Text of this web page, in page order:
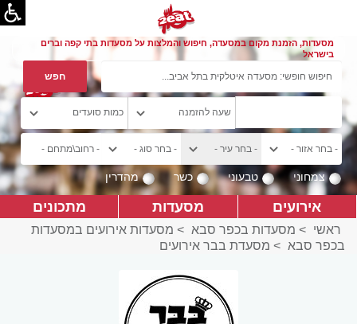
מסעדות, הזמנת מקום במסעדה, חיפוש והמלצות על מסעדות בתי קפה וברים
בישראל
צמחוני טבעוני כשר מהדרין
אירועים מסעדות מתכונים
ראשי > מסעדות בכפר סבא > מסעדות אירועים במסעדות
בכפר סבא > מסעדת בבר אירועים